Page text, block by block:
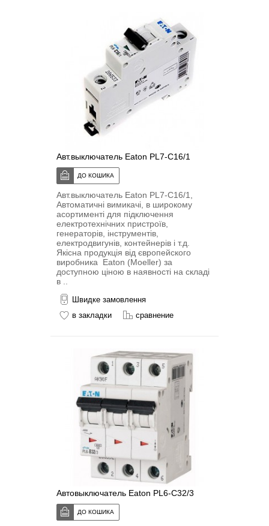
Авт.выключатель Eaton PL7-C16/1
Авт.выключатель Eaton PL7-C16/1,
Автоматичні вимикачі, в широкому
асортименті для підключення
електротехнічних пристроїв,
генераторів, інструментів,
електродвигунів, контейнерів і т.д.
Якісна продукція від європейского
виробника Eaton (Moeller) за
доступною ціною в наявності на складі
в ..
Швидке замовлення
в закладки
сравнение
Автовыключатель Eaton PL6-C32/3